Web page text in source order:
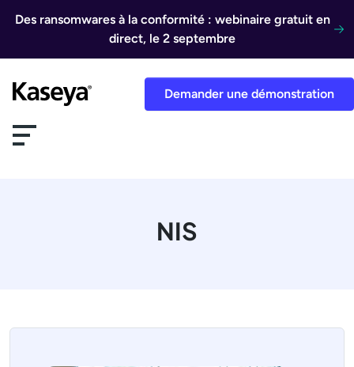
Des ransomwares à la conformité : webinaire gratuit en
direct, le 2 septembre
Demander une démonstration
NIS